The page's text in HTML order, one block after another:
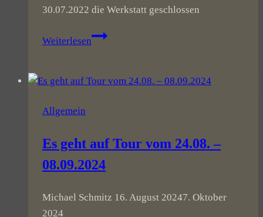
30.07.2022 die Werkstatt geschlossen
Weiterlesen
Am
die
Allgemein
Es geht auf Tour vom 24.08. –
08.09.2024
Michael Schmitz 16. August 20247. Oktober
2024